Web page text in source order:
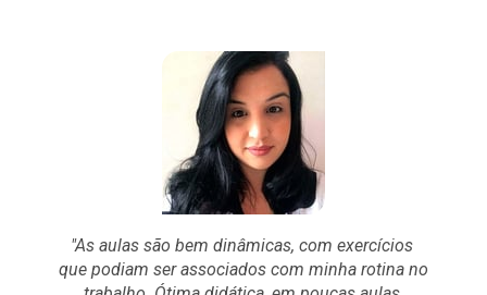
"As aulas são bem dinâmicas, com exercícios
que podiam ser associados com minha rotina no